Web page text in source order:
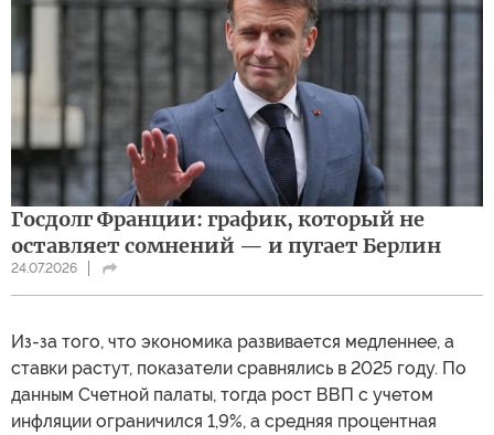
Госдолг Франции: график, который не
оставляет сомнений — и пугает Берлин
24.07.2026
Из-за того, что экономика развивается медленнее, а
ставки растут, показатели сравнялись в 2025 году. По
данным Счетной палаты, тогда рост ВВП с учетом
инфляции ограничился 1,9%, а средняя процентная